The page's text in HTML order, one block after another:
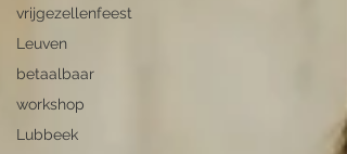
vrijgezellenfeest
Leuven
betaalbaar
workshop
Lubbeek